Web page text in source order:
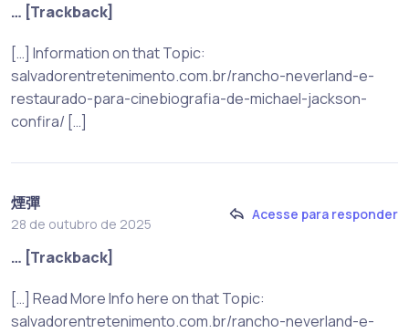
… [Trackback]
[…] Information on that Topic:
salvadorentretenimento.com.br/rancho-neverland-e-
restaurado-para-cinebiografia-de-michael-jackson-
confira/ […]
煙彈
28 de outubro de 2025
Acesse para responder
… [Trackback]
[…] Read More Info here on that Topic:
salvadorentretenimento.com.br/rancho-neverland-e-